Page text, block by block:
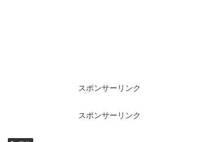
スポンサーリンク
スポンサーリンク